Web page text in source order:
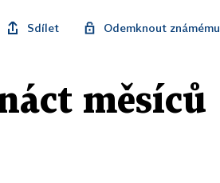
Sdílet Odemknout známému
měsíců